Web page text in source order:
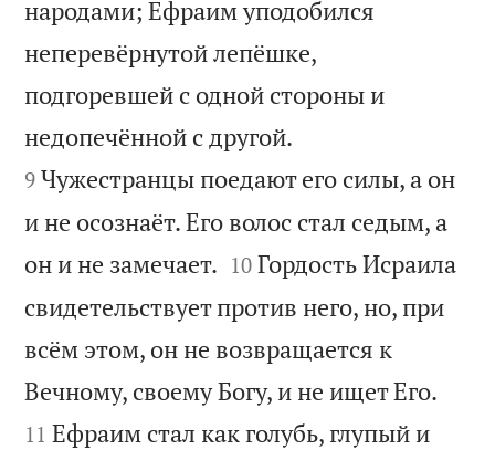
народами; Ефраим уподобился
неперевёрнутой лепёшке,
подгоревшей с одной стороны и
недопечённой с другой.
9 Чужестранцы поедают его силы, а он
и не осознаёт. Его волос стал седым, а
он и не замечает. 

10 Гордость Исраила
свидетельствует против него, но, при
всём этом, он не возвращается к
Вечному, своему Богу, и не ищет Его.
11 Ефраим стал как голубь, глупый и